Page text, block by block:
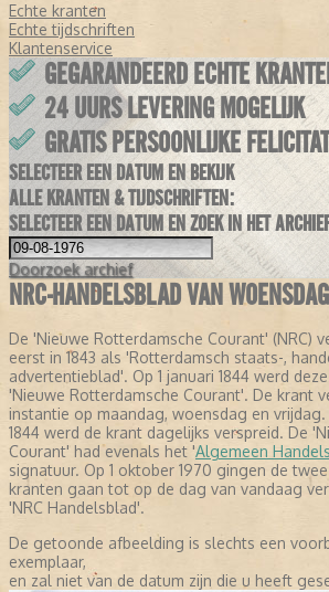
Echte kranten
Echte tijdschriften
Klantenservice
GEGARANDEERD ECHTE
24 UURS LEVERING MOGELIJK
GRATIS PERSOONLIJKE
SELECTEER EEN DATUM EN BEKIJK
ALLE KRANTEN & TIJDSCHRIFTEN:
SELECTEER EEN DATUM EN ZOEK IN HET
Doorzoek archief
NRC-HANDELSBLAD VAN
De 'Nieuwe Rotterdamsche Courant' (NRC)
eerst in 1843 als 'Rotterdamsch staats-,
advertentieblad'. Op 1 januari 1844 werd
'Nieuwe Rotterdamsche Courant'. De krant
instantie op maandag, woensdag en
1844 werd de krant dagelijks verspreid. De
Courant' had evenals het 'Algemeen
signatuur. Op 1 oktober 1970 gingen de
kranten gaan tot op de dag van vandaag
'NRC Handelsblad'.
De getoonde afbeelding is slechts een
exemplaar,
en zal niet van de datum zijn die u heeft